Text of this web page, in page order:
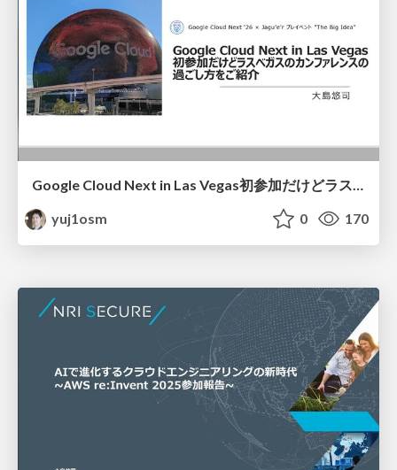
Google Cloud Next in Las Vegas初参加だけどラスベガスのカンファレンスの過ごし方をご紹介 / First-time Google Cloud Next attendees share tips for the conference in Las Vegas
yuj1osm
0 170